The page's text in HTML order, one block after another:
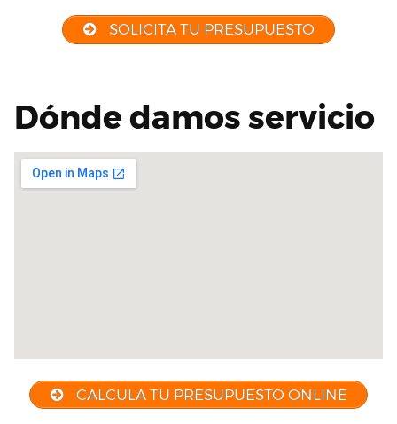
SOLICITA TU PRESUPUESTO
Dónde damos servicio
CALCULA TU PRESUPUESTO ONLINE